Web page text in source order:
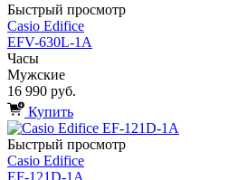
Быстрый просмотр
Casio Edifice
EFV-630L-1A
Часы
Мужские
16 990 руб.
Купить
Быстрый просмотр
Casio Edifice
EF-121D-1A